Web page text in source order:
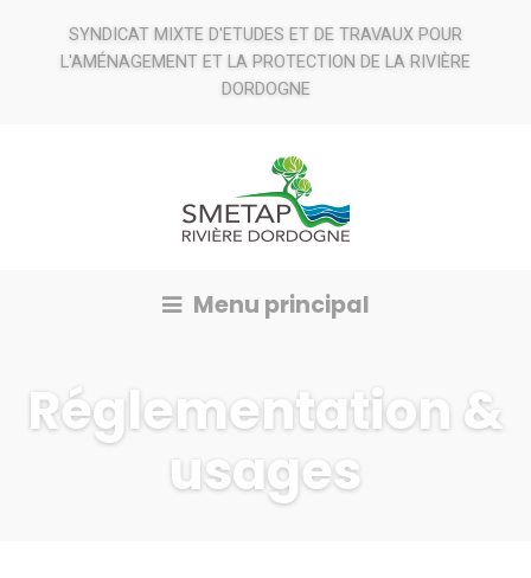
SYNDICAT MIXTE D'ETUDES ET DE TRAVAUX POUR
L'AMÉNAGEMENT ET LA PROTECTION DE LA RIVIÈRE
DORDOGNE
Menu principal
Réglementation &
usages